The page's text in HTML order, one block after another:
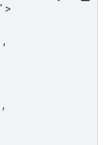
'
,
,